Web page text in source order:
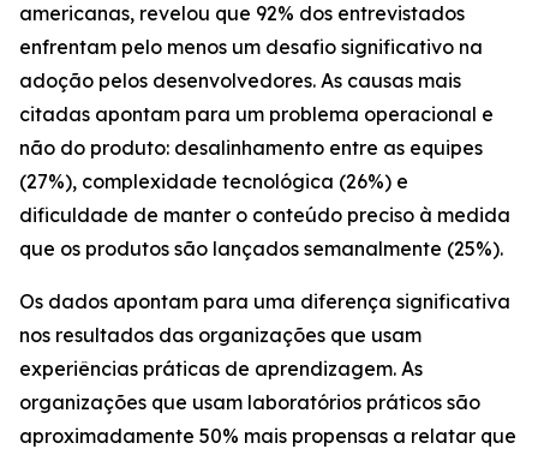
americanas, revelou que 92% dos entrevistados
enfrentam pelo menos um desafio significativo na
adoção pelos desenvolvedores. As causas mais
citadas apontam para um problema operacional e
não do produto: desalinhamento entre as equipes
(27%), complexidade tecnológica (26%) e
dificuldade de manter o conteúdo preciso à medida
que os produtos são lançados semanalmente (25%).
Os dados apontam para uma diferença significativa
nos resultados das organizações que usam
experiências práticas de aprendizagem. As
organizações que usam laboratórios práticos são
aproximadamente 50% mais propensas a relatar que